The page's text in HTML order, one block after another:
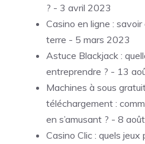
? - 3 avril 2023
Casino en ligne :
terre - 5 mars 2023
Astuce Blackjack :
entreprendre ? - 13
Machines à sous
téléchargement :
en s’amusant ? - 8
Casino Clic : quels